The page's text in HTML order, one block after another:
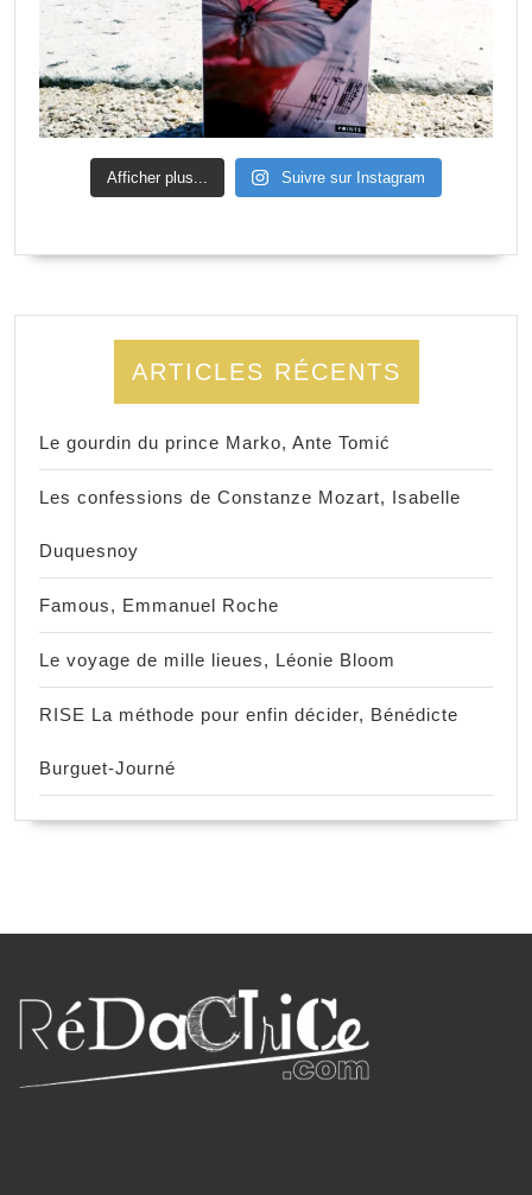
Afficher plus... Suivre sur Instagram
ARTICLES RÉCENTS
Le gourdin du prince Marko, Ante Tomić
Les confessions de Constanze Mozart, Isabelle
Duquesnoy
Famous, Emmanuel Roche
Le voyage de mille lieues, Léonie Bloom
RISE La méthode pour enfin décider, Bénédicte
Burguet-Journé